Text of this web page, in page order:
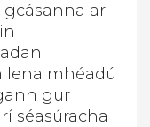
gcásanna ar
lena mhéadú
gur
séasúracha